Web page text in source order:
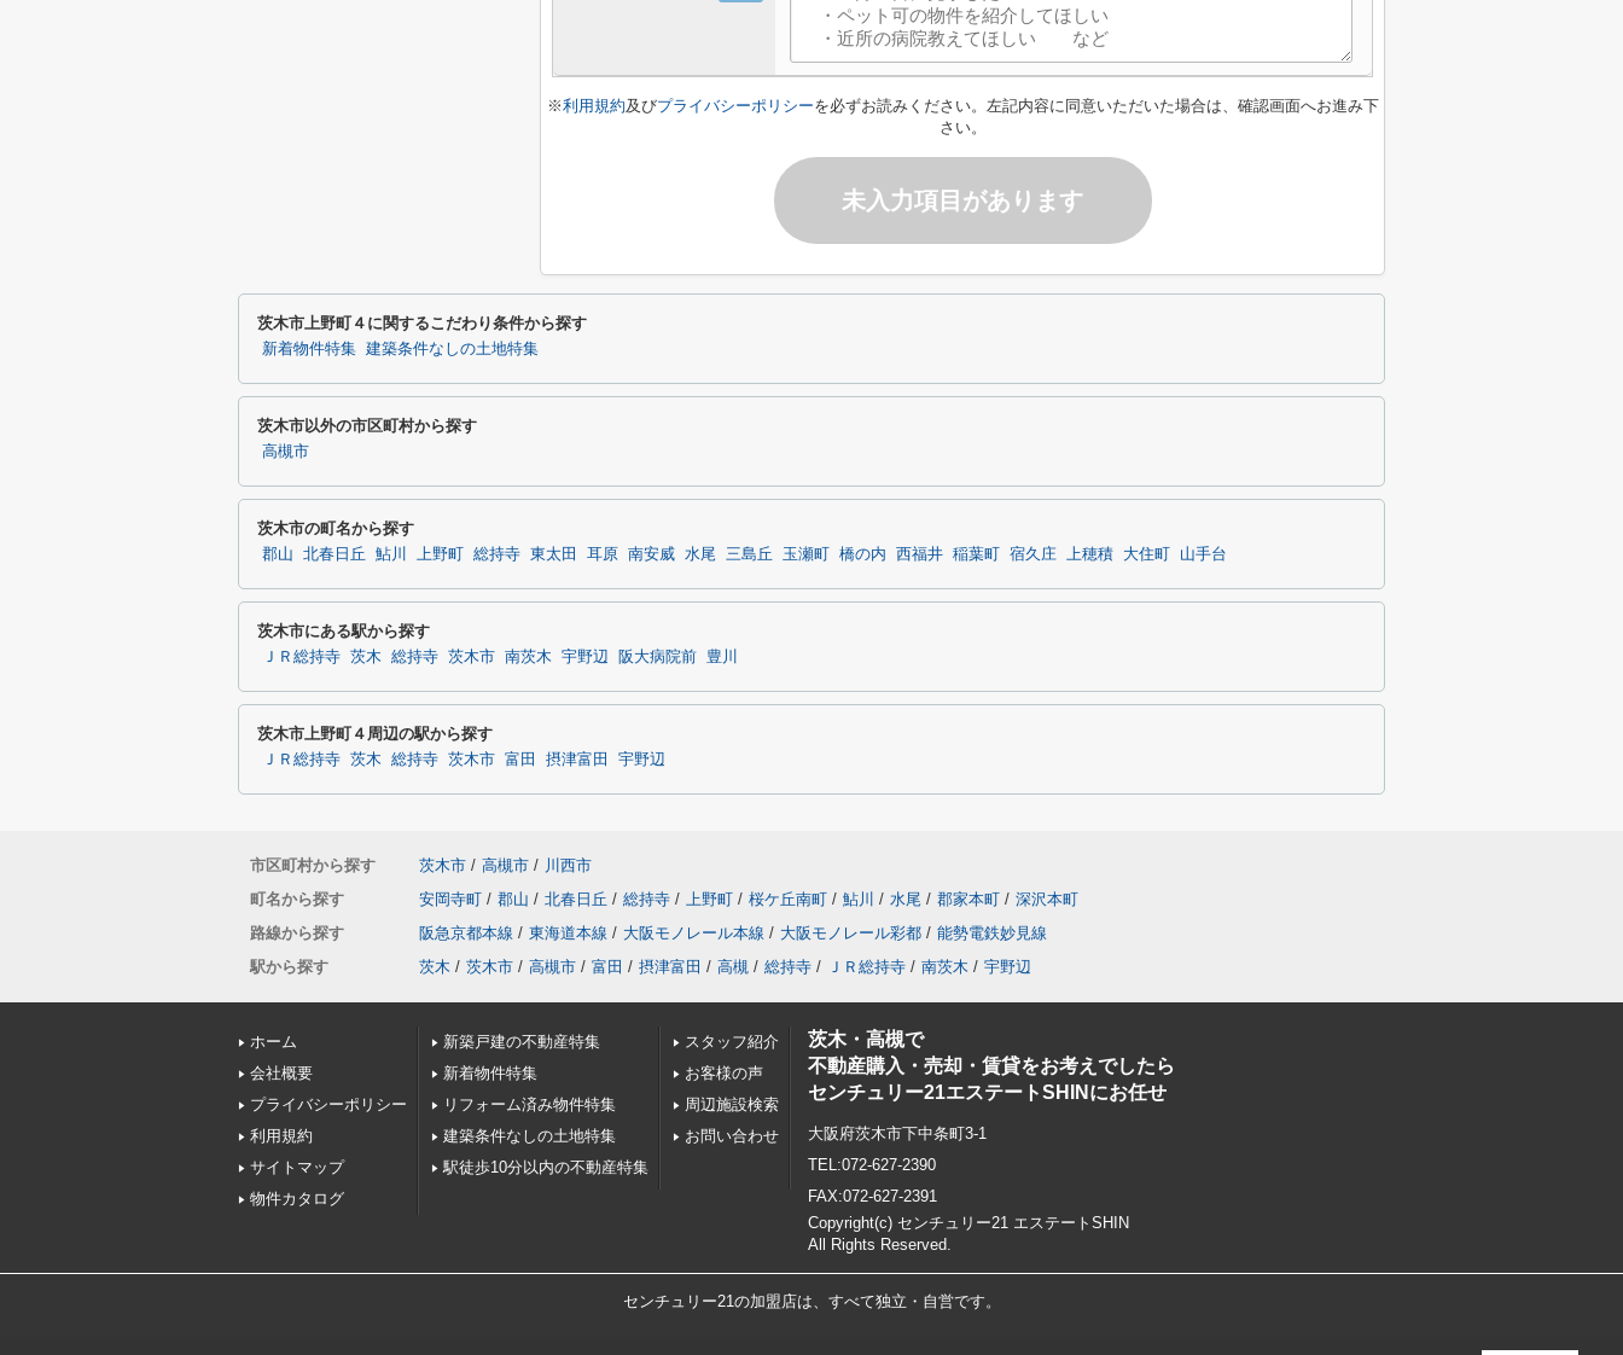
※利用規約及びプライバシーポリシーを必ずお読みください。左記内容に同意いただいた場合は、確認画面へお進み下
さい。
未入力項目があります
茨木市上野町４に関するこだわり条件から探す
新着物件特集 建築条件なしの土地特集
茨木市以外の市区町村から探す
高槻市
茨木市の町名から探す
郡山 北春日丘 鮎川 上野町 総持寺 東太田 耳原 南安威 水尾 三島丘 玉瀬町 橋の内 西福井 稲葉町 宿久庄 上穂積 大住町 山手台
茨木市にある駅から探す
ＪＲ総持寺 茨木 総持寺 茨木市 南茨木 宇野辺 阪大病院前 豊川
茨木市上野町４周辺の駅から探す
ＪＲ総持寺 茨木 総持寺 茨木市 富田 摂津富田 宇野辺
市区町村から探す 茨木市 / 高槻市 / 川西市
町名から探す
安岡寺町 / 郡山 / 北春日丘 / 総持寺 / 上野町 / 桜ケ丘南町 / 鮎川 / 水尾 / 郡家本町 / 深沢本町
路線から探す
阪急京都本線 / 東海道本線 / 大阪モノレール本線 / 大阪モノレール彩都 / 能勢電鉄妙見線
駅から探す
茨木 / 茨木市 / 高槻市 / 富田 / 摂津富田 / 高槻 / 総持寺 / ＪＲ総持寺 / 南茨木 / 宇野辺
ホーム
会社概要
プライバシーポリシー
利用規約
サイトマップ
物件カタログ
新築戸建の不動産特集
新着物件特集
リフォーム済み物件特集
建築条件なしの土地特集
駅徒歩10分以内の不動産特集
スタッフ紹介
お客様の声
周辺施設検索
お問い合わせ
茨木・高槻で
不動産購入・売却・賃貸をお考えでしたら
センチュリー21エステートSHINにお任せ
大阪府茨木市下中条町3-1
TEL:072-627-2390
FAX:072-627-2391
Copyright(c) センチュリー21 エステートSHIN
All Rights Reserved.
センチュリー21の加盟店は、すべて独立・自営です。